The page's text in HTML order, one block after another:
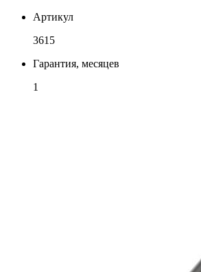
Артикул
3615
Гарантия, месяцев
1